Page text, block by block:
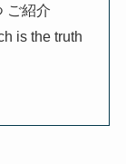
ご紹介
is the truth